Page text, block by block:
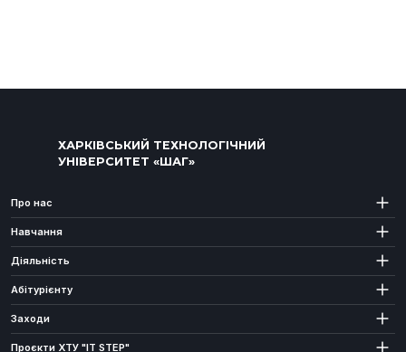
ХАРКІВСЬКИЙ ТЕХНОЛОГІЧНИЙ
УНІВЕРСИТЕТ «ШАГ»
Про нас
Навчання
Діяльність
Абітурієнту
Заходи
Проєкти ХТУ "IT STEP"